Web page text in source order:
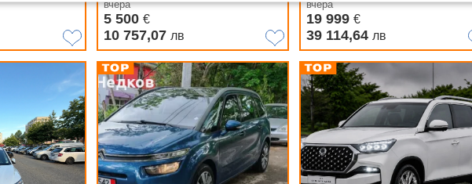
вчера
5 500 €
10 757,07 лв
вчера
19 999 €
39 114,64 лв